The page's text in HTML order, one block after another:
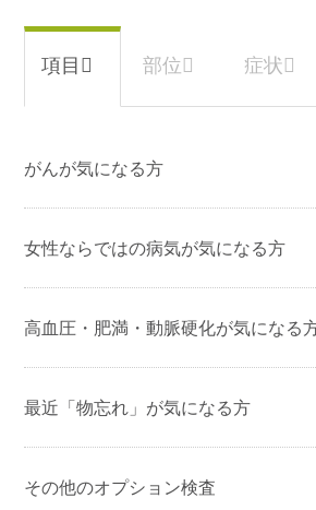
判 アドバイス
今後も1年に1度、定期的
B
C
軽度認知障害（MCI）の
あります。
詳細な検査を受けられる
D
軽度認知障害（MCI）の
専門医による早期の検査
がんが気になる方
女性ならではの病気が気になる方
高血圧・肥満・動脈硬化が気になる
最近「物忘れ」が気になる方
その他のオプション検査